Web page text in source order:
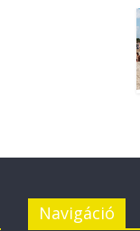
Navigáció